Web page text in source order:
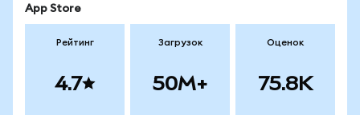
App Store
Рейтинг
4.7
Загрузок
50M+
Оценок
75.8K